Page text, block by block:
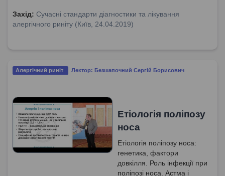
Захід: Сучасні стандарти діагностики та лікування
алергічного риніту (Київ, 24.04.2019)
Алергічний риніт Лектор: Безшапочний Сергій Борисович
Етіологія поліпозу
носа
Етіологія поліпозу носа:
генетика, фактори
довкілля. Роль інфекції при
поліпозі носа. Астма і